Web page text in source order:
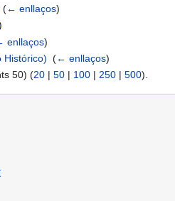
‎(← enllaços)
enllaços)
Histórico) ‎(← enllaços)
50) (20 | 50 | 100 | 250 | 500).